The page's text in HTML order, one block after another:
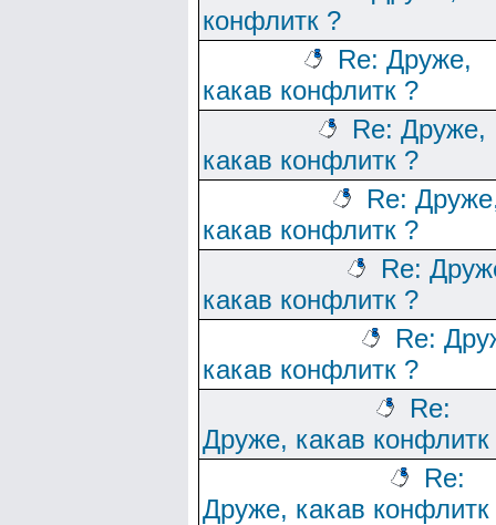
конфлитк ?
Re: Друже,
какав конфлитк ?
Re: Друже,
какав конфлитк ?
Re:
какав конфлитк ?
Re:
какав конфлитк ?
Re:
какав конфлитк ?
Re:
Друже, какав конфлитк
Re:
Друже, какав конфлитк